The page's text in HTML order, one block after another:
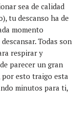
sea de calidad
tu descanso ha de
momento
Todas son
respirar y
parecer un gran
por esto traigo esta
minutos para ti,